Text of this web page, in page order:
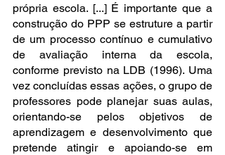
própria escola. [...] É importante que a
construção do PPP se estruture a partir
de um processo contínuo e cumulativo
de avaliação interna da escola,
conforme previsto na LDB (1996). Uma
vez concluídas essas ações, o grupo de
professores pode planejar suas aulas,
orientando-se pelos objetivos de
aprendizagem e desenvolvimento que
pretende atingir e apoiando-se em